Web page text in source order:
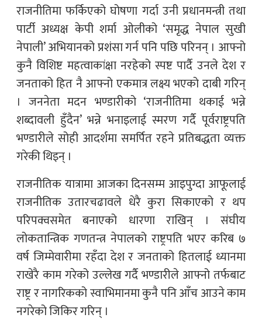
राजनीतिमा फर्किएको घोषणा गर्दा उनी प्रधानमन्त्री तथा
पार्टी अध्यक्ष केपी शर्मा ओलीको ‘समृद्ध नेपाल सुखी
नेपाली’ अभियानको प्रशंसा गर्न पनि पछि परिनन् । आफ्नो
कुनै विशिष्ट महत्वाकांक्षा नरहेको स्पष्ट पार्दै उनले देश र
जनताको हित नै आफ्नो एकमात्र लक्ष्य भएको दाबी गरिन्
। जननेता मदन भण्डारीको ‘राजनीतिमा थकाई भन्ने
शब्दावली हुँदैन’ भन्ने भनाइलाई स्मरण गर्दै पूर्वराष्ट्रपति
भण्डारीले सोही आदर्शमा समर्पित रहने प्रतिबद्धता व्यक्त
गरेकी थिइन् ।
राजनीतिक यात्रामा आजका दिनसम्म आइपुग्दा आफूलाई
राजनीतिक उतारचढावले धेरै कुरा सिकाएको र थप
परिपक्वसमेत बनाएको धारणा राखिन् । संघीय
लोकतान्त्रिक गणतन्त्र नेपालको राष्ट्रपति भएर करिब ७
वर्ष जिम्मेवारीमा रहँदा देश र जनताको हितलाई ध्यानमा
राखेरै काम गरेको उल्लेख गर्दै भण्डारीले आफ्नो तर्फबाट
राष्ट्र र नागरिकको स्वाभिमानमा कुनै पनि आँच आउने काम
नगरेको जिकिर गरिन् ।